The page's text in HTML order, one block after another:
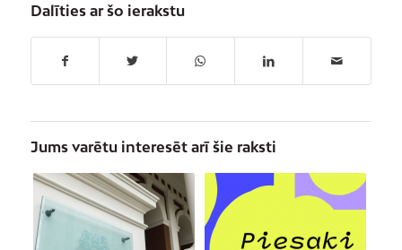
Dalīties ar šo ierakstu
Jums varētu interesēt arī šie raksti